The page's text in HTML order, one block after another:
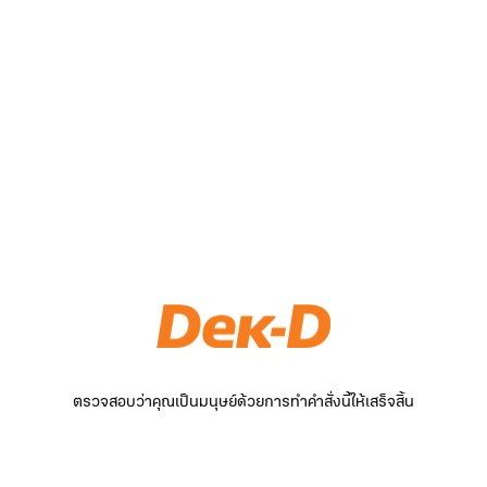
ตรวจสอบว่าคุณเป็นมนุษย์ด้วยการทำคำสั่งนี้ให้เสร็จสิ้น